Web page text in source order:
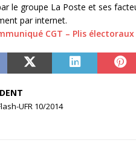
le groupe La Poste et ses
par internet.
CGT – Plis électoraux
UFR 10/2014